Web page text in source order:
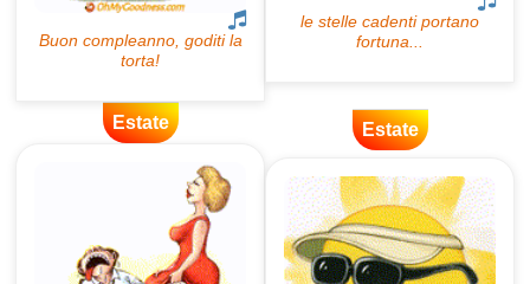
Estate Estate